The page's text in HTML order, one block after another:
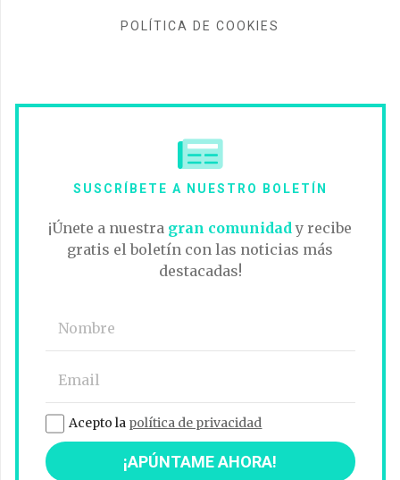
POLÍTICA DE COOKIES
SUSCRÍBETE A NUESTRO BOLETÍN
¡Únete a nuestra gran comunidady recibe
gratis el boletín con las noticias más
destacadas!
Acepto la política de privacidad